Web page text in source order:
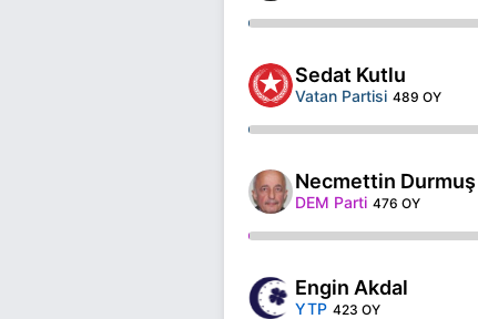
Sedat Kutlu
Vatan Partisi 489 OY
Necmettin Durmuş
DEM Parti 476 OY
Engin Akdal
YTP 423 OY